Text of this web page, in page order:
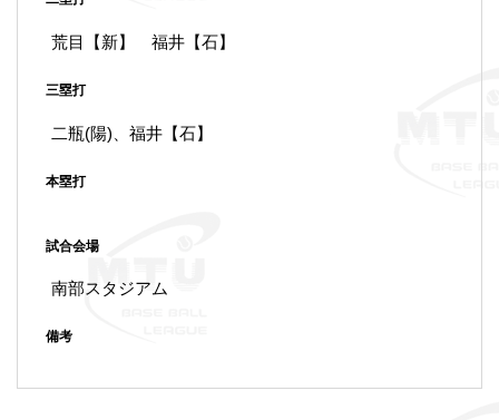
荒目【新】 福井【石】
三塁打
二瓶(陽)、福井【石】
本塁打
試合会場
南部スタジアム
備考